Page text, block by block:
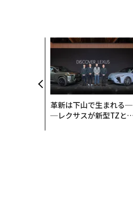
革新は下山で生まれる─
─レクサスが新型TZとE